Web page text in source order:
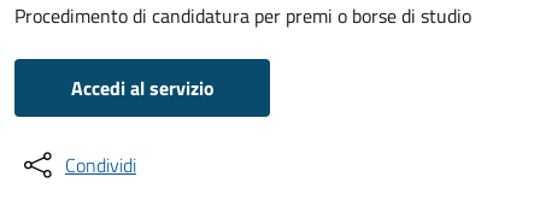
Procedimento di candidatura per premi o borse di studio
Accedi al servizio
Condividi